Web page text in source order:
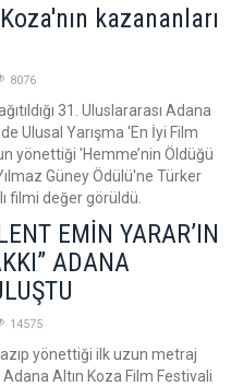
kazananları
8076
31. Uluslararası Adana
Ulusal Yarışma 'En İyi Film
yönettiği 'Hemme’nin Öldüğü
Güney Ödülü'ne Türker
filmi değer görüldü.
EMİN YARAR’IN
ADANA
14575
yönettiği ilk uzun metraj
Adana Altın Koza Film Festivali
EDİNBURGH FRİNGE'DEKİ İLK
DENİZ GÖKTAŞ'LA YAPACAK